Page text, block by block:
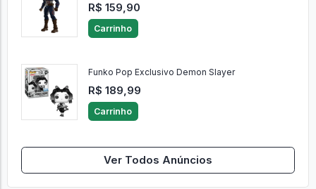
R$ 159,90
Carrinho
Funko Pop Exclusivo Demon Slayer
R$ 189,99
Carrinho
Ver Todos Anúncios